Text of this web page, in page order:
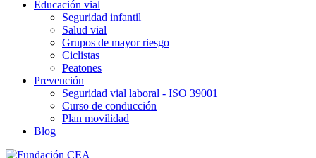
Educación vial
Seguridad infantil
Salud vial
Grupos de mayor riesgo
Ciclistas
Peatones
Prevención
Seguridad vial laboral - ISO 39001
Curso de conducción
Plan movilidad
Blog